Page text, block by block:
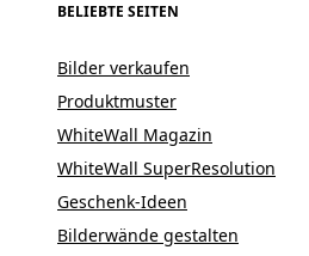
BELIEBTE SEITEN
Bilder verkaufen
Produktmuster
WhiteWall Magazin
WhiteWall SuperResolution
Geschenk-Ideen
Bilderwände gestalten